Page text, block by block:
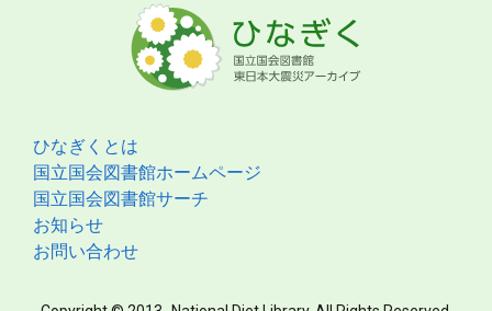
ひなぎくとは
国立国会図書館ホームページ
国立国会図書館サーチ
お知らせ
お問い合わせ